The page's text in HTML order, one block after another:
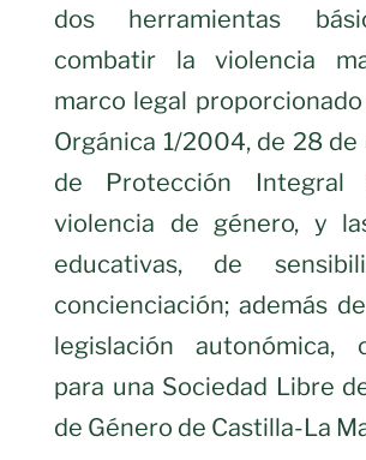
dos herramientas
combatir la violencia
marco legal
Orgánica 1/2004, de 28
de Protección Integral
violencia de género, y
educativas, de
concienciación; además
legislación autonómica,
para una Sociedad Libre
de Género de Castilla-La